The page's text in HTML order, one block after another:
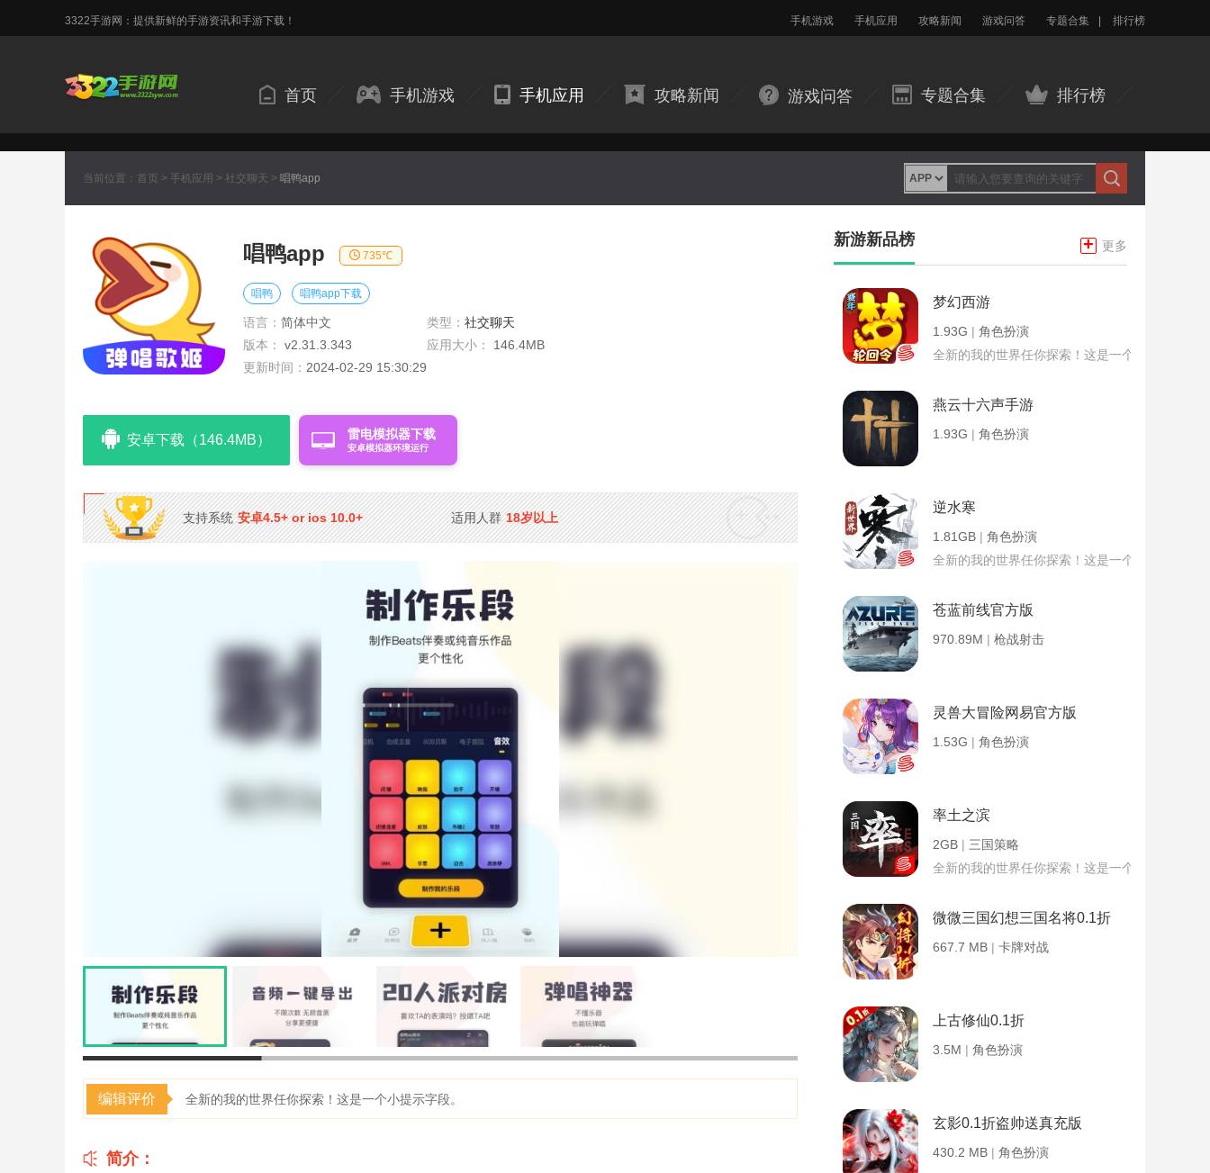
3322手游网：提供新鲜的手游资讯和手游下载！ 手机游戏 手机应用 攻略新闻 游戏问答 专题合集 排行榜
首页 手机游戏 手机应用 攻略新闻 游戏问答 专题合集 排行榜
当前位置： 首页 > 手机应用 > 社交聊天 > 唱鸭app
唱鸭app 735℃
唱鸭 唱鸭app下载
语言： 简体中文 类型： 社交聊天
版本：
v2.31.3.343 应用大小：
146.4MB
更新时间： 2024-02-29 15:30:29
安卓下载（146.4MB） 雷电模拟器下载
安卓模拟器环境运行
支持系统 安卓4.5+ or ios 10.0+ 适用人群 18岁以上
编辑评价 全新的我的世界任你探索！这是一个小提示字段。
简介：
新游新品榜 + 更多
梦幻西游
1.93G | 角色扮演
全新的我的世界任你探索！这是一个小提示字段。
燕云十六声手游
1.93G | 角色扮演
逆水寒
1.81GB | 角色扮演
全新的我的世界任你探索！这是一个小提示字段。
苍蓝前线官方版
970.89M | 枪战射击
灵兽大冒险网易官方版
1.53G | 角色扮演
率土之滨
2GB | 三国策略
全新的我的世界任你探索！这是一个小提示字段。
微微三国幻想三国名将0.1折
667.7 MB | 卡牌对战
上古修仙0.1折
3.5M | 角色扮演
玄影0.1折盗帅送真充版
430.2 MB | 角色扮演